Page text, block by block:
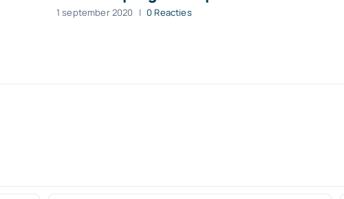
1 september 2020 | 0 Reacties